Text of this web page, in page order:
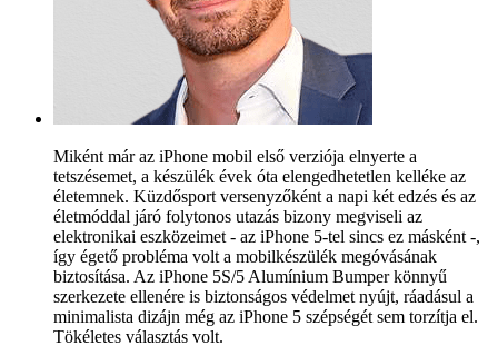
Miként már az iPhone mobil első verziója elnyerte a
tetszésemet, a készülék évek óta elengedhetetlen kelléke az
életemnek. Küzdősport versenyzőként a napi két edzés és az
életmóddal járó folytonos utazás bizony megviseli az
elektronikai eszközeimet - az iPhone 5-tel sincs ez másként -,
így égető probléma volt a mobilkészülék megóvásának
biztosítása. Az iPhone 5S/5 Alumínium Bumper könnyű
szerkezete ellenére is biztonságos védelmet nyújt, ráadásul a
minimalista dizájn még az iPhone 5 szépségét sem torzítja el.
Tökéletes választás volt.